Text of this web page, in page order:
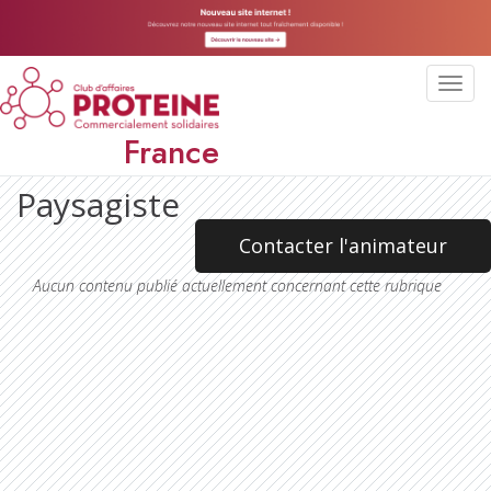
France
Paysagiste
Contacter l'animateur
Aucun contenu publié actuellement concernant cette rubrique